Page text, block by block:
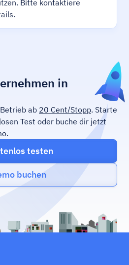
Bitte kontaktiere
in
ab 20 Cent/Stopp. Starte
Test oder buche dir jetzt
testen
buchen